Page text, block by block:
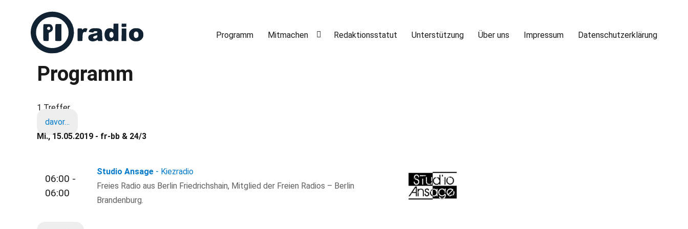
Freies Radio in Berlin
Programm Mitmachen Redaktionsstatut Unterstützung Über uns Impressum Datenschutzerklärung
Programm
1 Treffer
davor…
Mi., 15.05.2019 - fr-bb & 24/3
06:00 -
06:00
Studio Ansage - Kiezradio
Freies Radio aus Berlin Friedrichshain, Mitglied der Freien Radios – Berlin
Brandenburg.